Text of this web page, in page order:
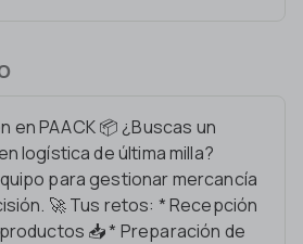
en PAACK 📦 ¿Buscas un
logística de última milla?
para gestionar mercancía
🚀 Tus retos: * Recepción
📥 * Preparación de